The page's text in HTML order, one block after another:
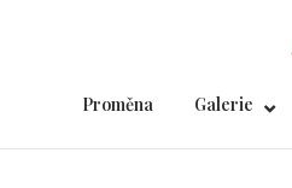
Proměna Galerie